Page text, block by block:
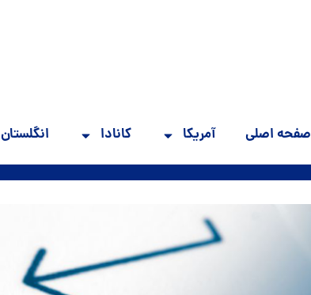
صفحه اصلی آمریکا کانادا انگلستان